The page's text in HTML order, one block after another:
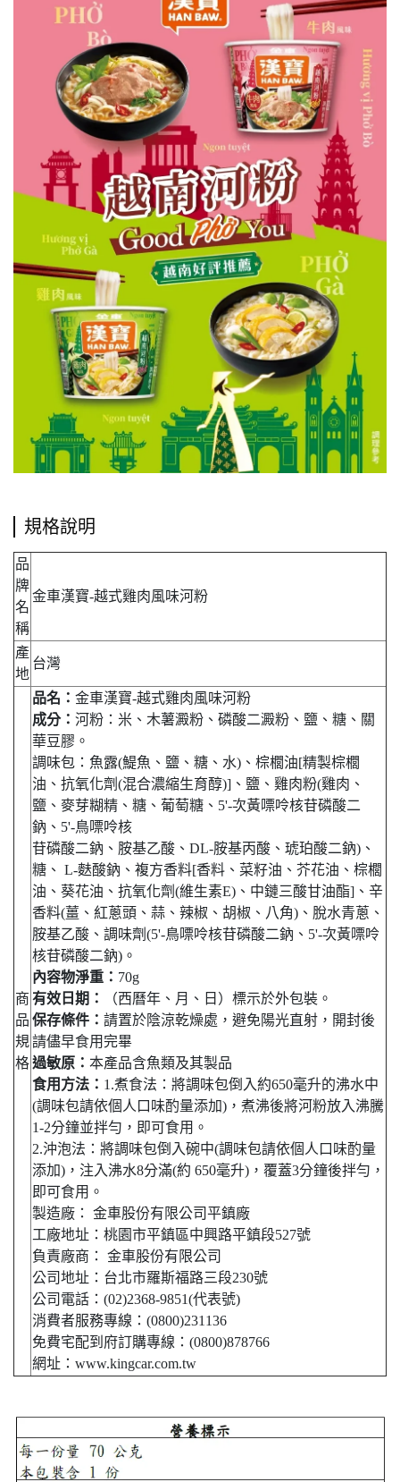
規格說明
品
牌
名
稱
金車漢寶-越式雞肉風味河粉
產
地
台灣
商
品
規
格
品名： 金車漢寶-越式雞肉風味河粉
成分： 河粉：米、木薯澱粉、磷酸二澱粉、鹽、糖、關
華豆膠。
調味包：魚露(鯷魚、鹽、糖、水)、棕櫚油[精製棕櫚
油、抗氧化劑(混合濃縮生育醇)]、鹽、雞肉粉(雞肉、
鹽、麥芽糊精、糖、葡萄糖、5'-次黃嘌呤核苷磷酸二
鈉、5'-鳥嘌呤核
苷磷酸二鈉、胺基乙酸、DL-胺基丙酸、琥珀酸二鈉)、
糖、 L-麩酸鈉、複方香料[香料、菜籽油、芥花油、棕櫚
油、葵花油、抗氧化劑(維生素E)、中鏈三酸甘油酯]、辛
香料(薑、紅蔥頭、蒜、辣椒、胡椒、八角)、脫水青蔥、
胺基乙酸、調味劑(5'-鳥嘌呤核苷磷酸二鈉、5'-次黃嘌呤
核苷磷酸二鈉)。
內容物淨重： 70g
有效日期：
（西曆年、月、日）標示於外包裝。
保存條件： 請置於陰涼乾燥處，避免陽光直射，開封後
請儘早食用完畢
過敏原： 本產品含魚類及其製品
食用方法： 1.煮食法：將調味包倒入約650毫升的沸水中
(調味包請依個人口味酌量添加)，煮沸後將河粉放入沸騰
1-2分鐘並拌勻，即可食用。
2.沖泡法：將調味包倒入碗中(調味包請依個人口味酌量
添加)，注入沸水8分滿(約 650毫升)，覆蓋3分鐘後拌勻，
即可食用。
製造廠： 金車股份有限公司平鎮廠
工廠地址：桃園市平鎮區中興路平鎮段527號
負責廠商： 金車股份有限公司
公司地址：台北市羅斯福路三段230號
公司電話：(02)2368-9851(代表號)
消費者服務專線：(0800)231136
免費宅配到府訂購專線：(0800)878766
網址：www.kingcar.com.tw